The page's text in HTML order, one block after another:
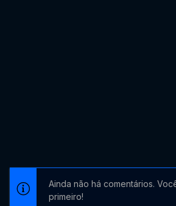
Ainda não há comentários.
primeiro!